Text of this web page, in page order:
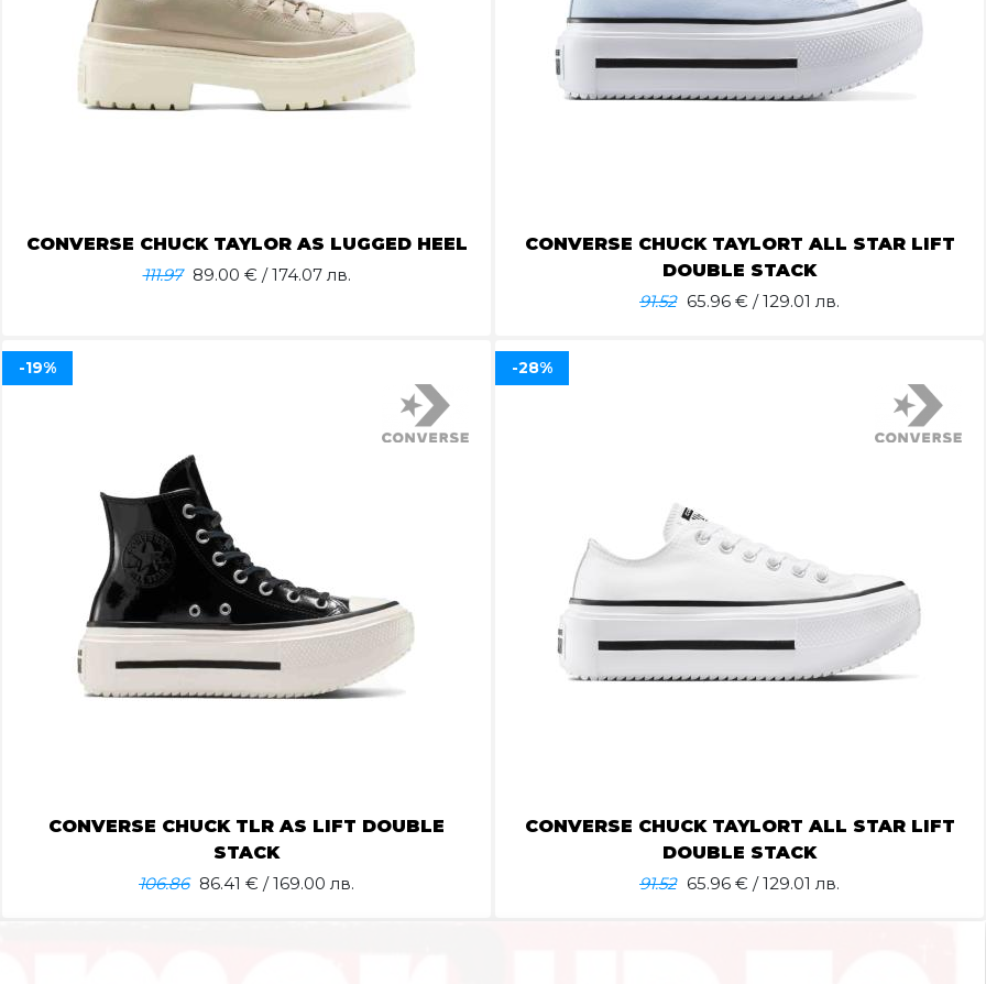
CONVERSE CHUCK TAYLOR AS LUGGED HEEL
111.97 89.00 € / 174.07 лв.
CONVERSE CHUCK TAYLORT ALL STAR LIFT
DOUBLE STACK
91.52 65.96 € / 129.01 лв.
CONVERSE CHUCK TLR AS LIFT DOUBLE
STACK
106.86 86.41 € / 169.00 лв.
-19%
CONVERSE CHUCK TAYLORT ALL STAR LIFT
DOUBLE STACK
91.52 65.96 € / 129.01 лв.
-28%